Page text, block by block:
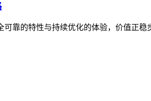
靠的特性与持续优化的体验，价值正